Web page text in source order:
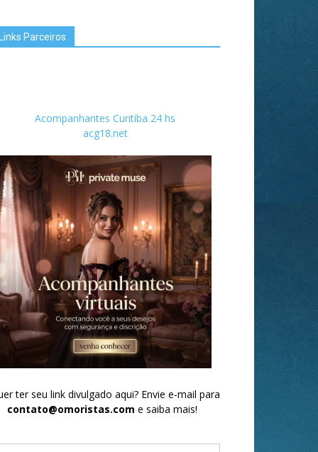
Parceiros
Acompanhantes Curitiba 24 hs
acg18.net
ter seu link divulgado aqui? Envie e-mail para
contato@omoristas.com e saiba mais!